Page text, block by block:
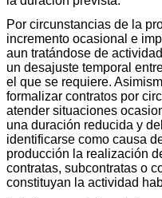
Por circunstancias de la
incremento ocasional e
aun tratándose de
un desajuste temporal
el que se requiere.
formalizar contratos por
atender situaciones
una duración reducida y
identificarse como causa
producción la realización
contratas, subcontratas o
constituyan la actividad